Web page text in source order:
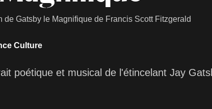
de Gatsby le Magnifique de Francis Scott Fitzgerald
Culture
poétique et musical de l'étincelant Jay